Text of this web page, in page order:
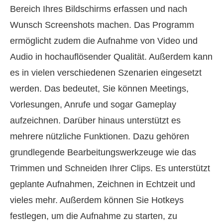
Bereich Ihres Bildschirms erfassen und nach
Wunsch Screenshots machen. Das Programm
ermöglicht zudem die Aufnahme von Video und
Audio in hochauflösender Qualität. Außerdem kann
es in vielen verschiedenen Szenarien eingesetzt
werden. Das bedeutet, Sie können Meetings,
Vorlesungen, Anrufe und sogar Gameplay
aufzeichnen. Darüber hinaus unterstützt es
mehrere nützliche Funktionen. Dazu gehören
grundlegende Bearbeitungswerkzeuge wie das
Trimmen und Schneiden Ihrer Clips. Es unterstützt
geplante Aufnahmen, Zeichnen in Echtzeit und
vieles mehr. Außerdem können Sie Hotkeys
festlegen, um die Aufnahme zu starten, zu